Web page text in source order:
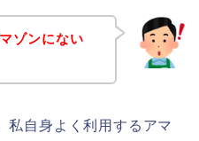
ゾンにない
私自身よく利用するアマ